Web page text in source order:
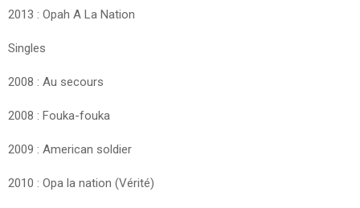
2013 : Opah A La Nation
Singles
2008 : Au secours
2008 : Fouka-fouka
2009 : American soldier
2010 : Opa la nation (Vérité)